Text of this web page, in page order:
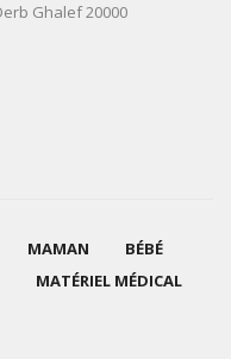
Ghalef 20000
MAMAN
BÉBÉ
MATÉRIEL MÉDICAL